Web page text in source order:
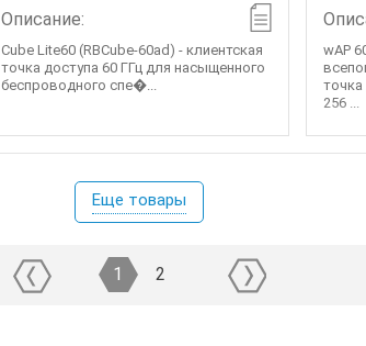
Описание:
Cube Lite60 (RBCube-60ad) - клиентская
точка доступа 60 ГГц для насыщенного
беспроводного спе�...
wAP
точка
256 ...
Еще товары
1 2